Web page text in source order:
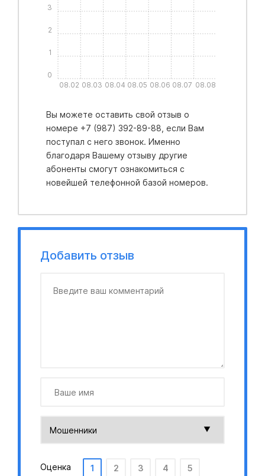
08.02 08.03 08.04 08.05 08.06 08.07 08.08
0
1
2
3
Вы можете оставить свой отзыв о
номере +7 (987) 392-89-88, если Вам
поступал с него звонок. Именно
благодаря Вашему отзыву другие
абоненты смогут ознакомиться с
новейшей телефонной базой номеров.
Добавить отзыв
Оценка 1 2 3 4 5